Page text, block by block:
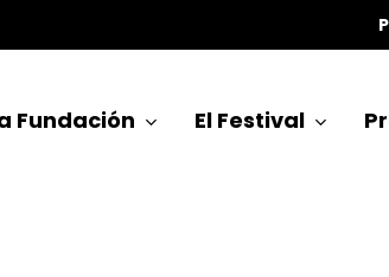
Fundación El Festival